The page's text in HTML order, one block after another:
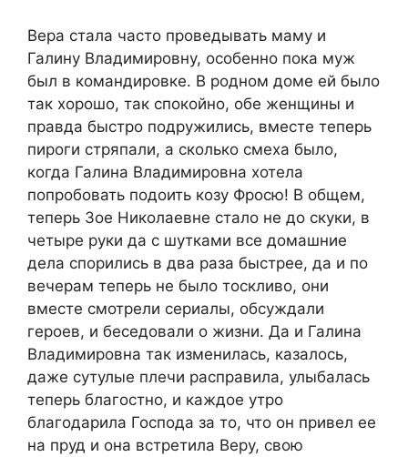
Вера стала часто проведывать маму и
Галину Владимировну, особенно пока муж
был в командировке. В родном доме ей было
так хорошо, так спокойно, обе женщины и
правда быстро подружились, вместе теперь
пироги стряпали, а сколько смеха было,
когда Галина Владимировна хотела
попробовать подоить козу Фросю! В общем,
теперь Зое Николаевне стало не до скуки, в
четыре руки да с шутками все домашние
дела спорились в два раза быстрее, да и по
вечерам теперь не было тоскливо, они
вместе смотрели сериалы, обсуждали
героев, и беседовали о жизни. Да и Галина
Владимировна так изменилась, казалось,
даже сутулые плечи расправила, улыбалась
теперь благостно, и каждое утро
благодарила Господа за то, что он привел ее
на пруд и она встретила Веру, свою